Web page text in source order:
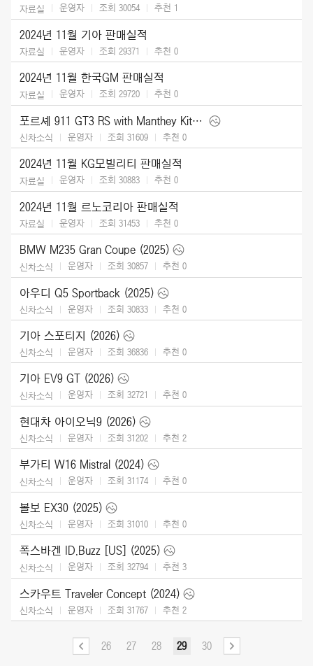
자료실 운영자 조회 30054 추천 1
2024년 11월 기아 판매실적
자료실 운영자 조회 29371 추천 0
2024년 11월 한국GM 판매실적
자료실 운영자 조회 29720 추천 0
포르셰 911 GT3 RS with Manthey Kit (2025)
신차소식 운영자 조회 31609 추천 0
2024년 11월 KG모빌리티 판매실적
자료실 운영자 조회 30883 추천 0
2024년 11월 르노코리아 판매실적
자료실 운영자 조회 31453 추천 0
BMW M235 Gran Coupe (2025)
신차소식 운영자 조회 30857 추천 0
아우디 Q5 Sportback (2025)
신차소식 운영자 조회 30833 추천 0
기아 스포티지 (2026)
신차소식 운영자 조회 36836 추천 0
기아 EV9 GT (2026)
신차소식 운영자 조회 32721 추천 0
현대차 아이오닉9 (2026)
신차소식 운영자 조회 31202 추천 2
부가티 W16 Mistral (2024)
신차소식 운영자 조회 31174 추천 0
볼보 EX30 (2025)
신차소식 운영자 조회 31010 추천 0
폭스바겐 ID.Buzz [US] (2025)
신차소식 운영자 조회 32794 추천 3
스카우트 Traveler Concept (2024)
신차소식 운영자 조회 31767 추천 2
26 27 28 29 30